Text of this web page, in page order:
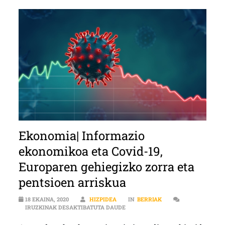
Ekonomia| Informazio
ekonomikoa eta Covid-19,
Europaren gehiegizko zorra eta
pentsioen arriskua
18 EKAINA, 2020 HIZPIDEA IN BERRIAK
IRUZKINAK DESAKTIBATUTA DAUDEEKONOMIA| INFORMAZIO